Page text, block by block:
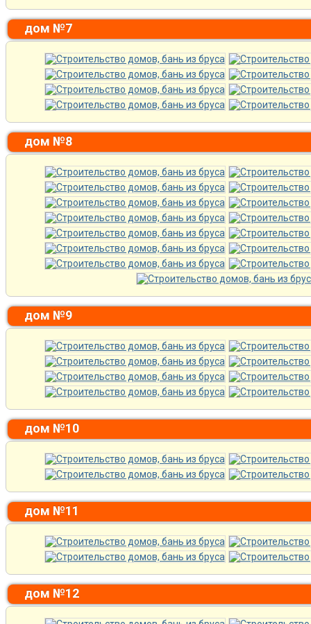
дом №7
дом №8
дом №9
дом №10
дом №11
дом №12